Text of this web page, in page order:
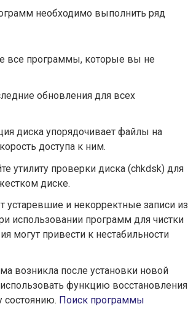
необходимо выполнить ряд
все программы, которые вы не
обновления для всех
диска упорядочивает файлы на
доступа к ним.
утилиту проверки диска (chkdsk) для
диске.
устаревшие и некорректные записи из
использовании программ для чистки
могут привести к нестабильности
возникла после установки новой
функцию восстановления
Поиск программы